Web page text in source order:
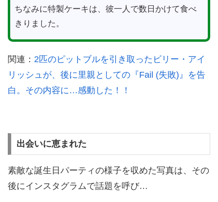
ちなみに特製ケーキは、彼一人で数日かけて食べ
きりました。
関連： 2匹のピットブルを引き取ったビリー・アイ
リッシュが、後に里親としての『Fail (失敗)』を告
白。その内容に…感動した！！
出会いに恵まれた
素敵な誕生日パーティの様子を収めた写真は、その
後にインスタグラムで話題を呼び…